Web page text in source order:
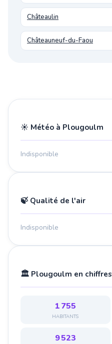
Châteaulin
Châteauneuf-du-Faou
☀️ Météo à Plougoulm
Indisponible
🍃 Qualité de l'air
Indisponible
🏛️ Plougoulm en chiffres
1 755
HABITANTS
9 523